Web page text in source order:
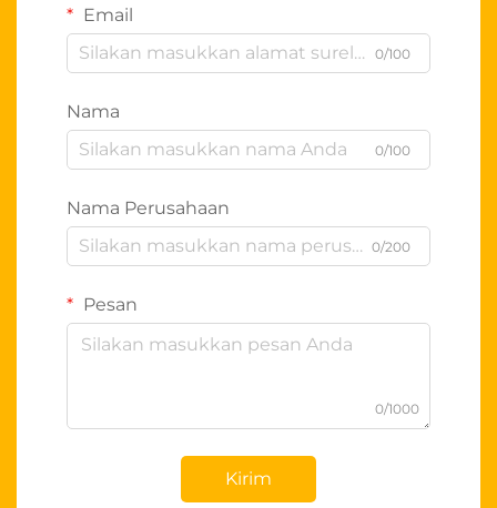
Email
0/100
Nama
0/100
Nama Perusahaan
0/200
Pesan
0/1000
Kirim